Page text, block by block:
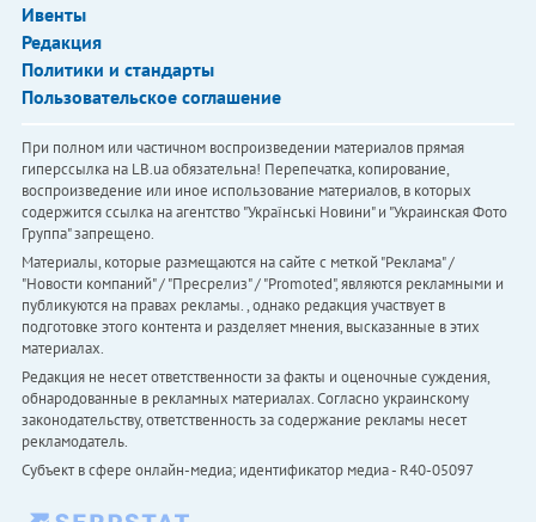
Ивенты
Редакция
Политики и стандарты
Пользовательское соглашение
При полном или частичном воспроизведении материалов прямая
гиперссылка на LB.ua обязательна! Перепечатка, копирование,
воспроизведение или иное использование материалов, в которых
содержится ссылка на агентство "Українськi Новини" и "Украинская Фото
Группа" запрещено.
Материалы, которые размещаются на сайте с меткой "Реклама" /
"Новости компаний" / "Пресрелиз" / "Promoted", являются рекламными и
публикуются на правах рекламы. , однако редакция участвует в
подготовке этого контента и разделяет мнения, высказанные в этих
материалах.
Редакция не несет ответственности за факты и оценочные суждения,
обнародованные в рекламных материалах. Согласно украинскому
законодательству, ответственность за содержание рекламы несет
рекламодатель.
Субъект в сфере онлайн-медиа; идентификатор медиа - R40-05097